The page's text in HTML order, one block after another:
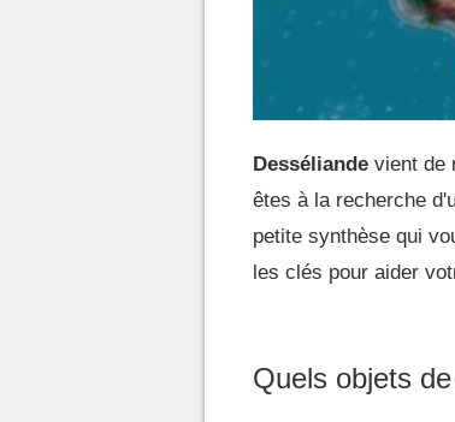
Desséliande vient de
êtes à la recherche
petite synthèse qui
les clés pour aider
Quels objets